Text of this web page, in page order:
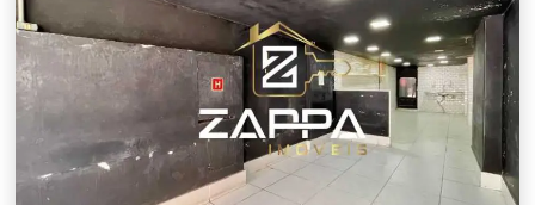
Barra da Tijuca Centro